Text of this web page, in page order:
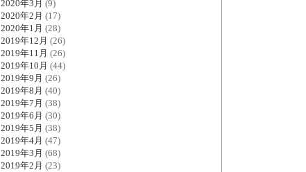
2020年3月 (9)
2020年2月 (17)
2020年1月 (28)
2019年12月 (26)
2019年11月 (26)
2019年10月 (44)
2019年9月 (26)
2019年8月 (40)
2019年7月 (38)
2019年6月 (30)
2019年5月 (38)
2019年4月 (47)
2019年3月 (68)
2019年2月 (23)